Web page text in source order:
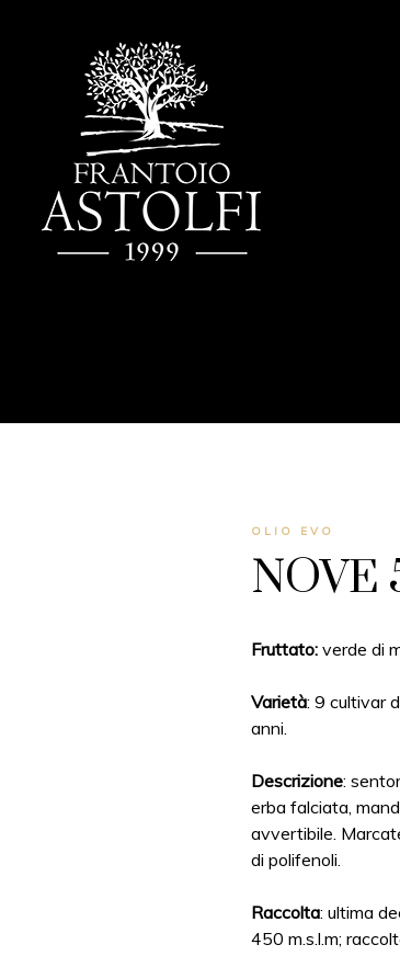
OLIO EVO
Fruttato: verde di
Varietà: 9 cultivar
anni.
Descrizione:
erba falciata,
avvertibile.
di polifenoli.
Raccolta: ultima
450 m.s.l.m;